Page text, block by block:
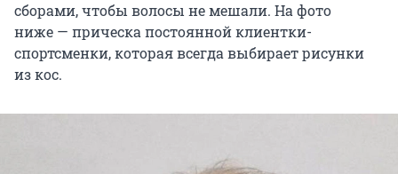
сборами, чтобы волосы не мешали. На фото
ниже — прическа постоянной клиентки-
спортсменки, которая всегда выбирает рисунки
из кос.